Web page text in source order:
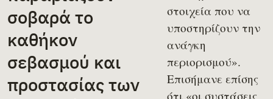
σοβαρά το
καθήκον
σεβασμού και
προστασίας των
στοιχεία που να
υποστηρίζουν την
ανάγκη
περιορισμού».
Επισήμανε επίσης
ότι «οι συστάσεις